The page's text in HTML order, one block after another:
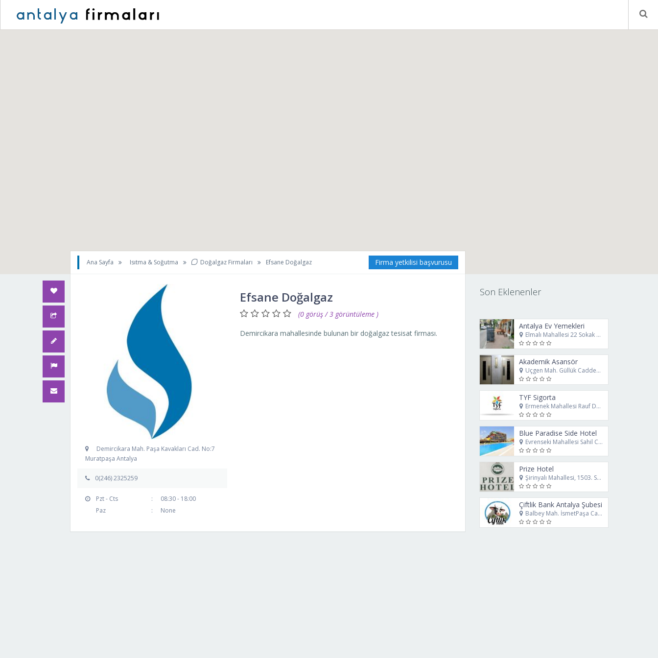
Ana Sayfa Isıtma & Soğutma Doğalgaz Firmaları Efsane Doğalgaz Firma yetkilisi başvurusu
Demircikara Mah. Paşa Kavakları Cad. No:7
Muratpaşa Antalya
0(246) 2325259
Pzt - Cts :
08:30 - 18:00
Paz
: None
Efsane Doğalgaz
(0 görüş / 3 görüntüleme )
Demircikara mahallesinde bulunan bir doğalgaz tesisat firması.
Son Eklenenler
Antalya Ev Yemekleri
Elmalı Mahallesi 22 Sokak No: 8/B Muratpaşa Antalya
Akademik Asansör
Üçgen Mah. Güllük Caddesi. No: 78 Muratpaşa Antalya
TYF Sigorta
Ermenek Mahallesi Rauf Denktaş Caddesi No69 Muratpaşa Antalya
Blue Paradise Side Hotel
Evrenseki Mahallesi Sahil Caddesi No:12 Manavgat Antalya
Prize Hotel
Şirinyalı Mahallesi, 1503. Sk. No:4 Muratpaşa Antalya
Çiftlik Bank Antalya Şubesi
Balbey Mah. İsmetPaşa Cad. No 16 Muratpaşa - Antalya